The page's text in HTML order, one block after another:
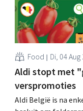
Food Di, 04 Aug
Aldi stopt met
verspromoties
Aldi België is na